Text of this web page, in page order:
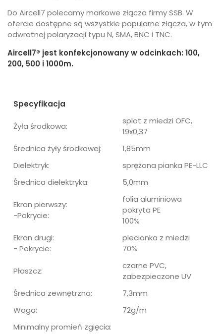
Do Aircell7 polecamy markowe złącza firmy SSB. W
ofercie dostępne są wszystkie popularne złącza, w tym
odwrotnej polaryzacji typu N, SMA, BNC i TNC.
Aircell7® jest konfekcjonowany w odcinkach: 100,
200, 500 i 1000m.
Specyfikacja
Żyła środkowa:
splot z miedzi OFC,
19x0,37
Średnica żyły środkowej:
1,85mm
Dielektryk:
sprężona pianka PE-LLC
Średnica dielektryka:
5,0mm
Ekran pierwszy:
-Pokrycie:
folia aluminiowa
pokryta PE
100%
Ekran drugi:
- Pokrycie:
plecionka z miedzi
70%
Płaszcz:
czarne PVC,
zabezpieczone UV
Średnica zewnętrzna:
7,3mm
Waga:
72g/m
Minimalny promień zgięcia: